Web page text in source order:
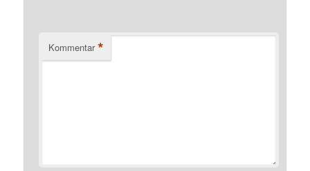
Kommentar *